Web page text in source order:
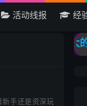
活动线报 经
新手还是资深玩
网 - 国内最大的